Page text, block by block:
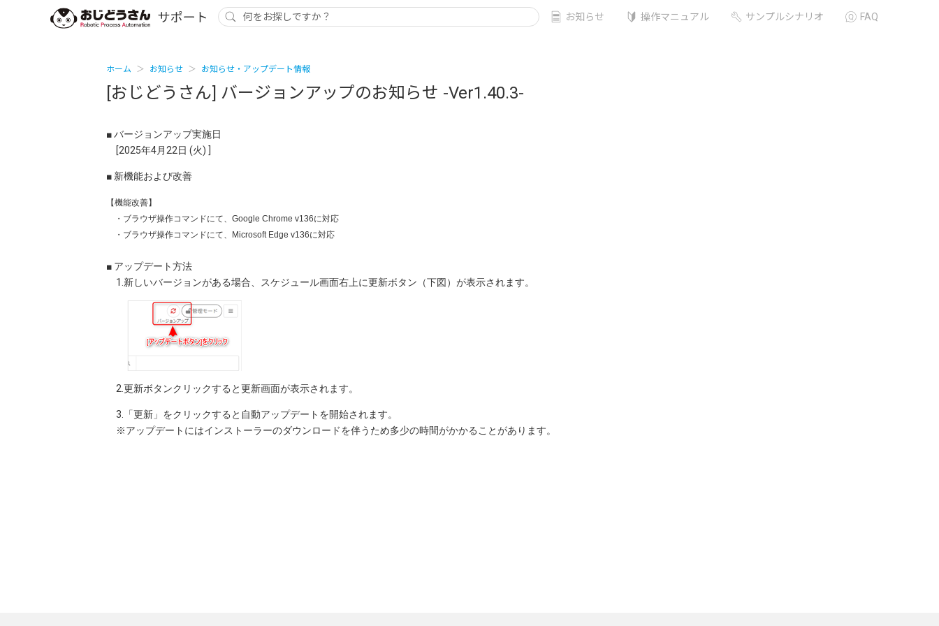
お知らせ 操作マニュアル サンプルシナリオ FAQ
ホーム お知らせ お知らせ・アップデート情報
[おじどうさん] バージョンアップのお知らせ -Ver1.40.3-
■ バージョンアップ実施日
[2025年4月22日 (火) ]
■ 新機能および改善
【機能改善】
・ブラウザ操作コマンドにて、Google Chrome v136に対応
・ブラウザ操作コマンドにて、Microsoft Edge v136に対応
■ アップデート方法
1.新しいバージョンがある場合、スケジュール画面右上に更新ボタン（下図）が表示されます。
2.更新ボタンクリックすると更新画面が表示されます。
3.「更新」をクリックすると自動アップデートを開始されます。
※アップデートにはインストーラーのダウンロードを伴うため多少の時間がかかることがあります。